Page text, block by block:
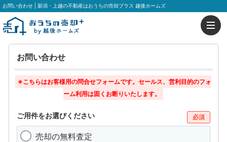
お問い合わせ | 新潟・上越の不動産はおうちの売却プラス 越後ホームズ
お問い合わせ
※こちらはお客様用の問合せフォームです。セールス、営利目的のフォ
ーム利用は固くお断りいたします。
ご用件をお選びください 必須
売却の無料査定